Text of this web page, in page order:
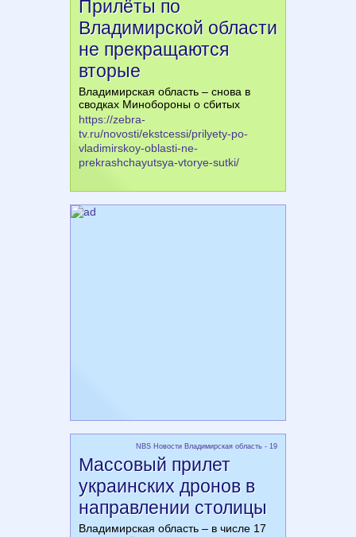
Прилёты по
Владимирской области
не прекращаются
вторые
Владимирская область – снова в
сводках Минобороны о сбитых
https://zebra-
tv.ru/novosti/ekstcessi/prilyety-po-
vladimirskoy-oblasti-ne-
prekrashchayutsya-vtorye-sutki/
NBS Новости Владимирская область - 19
Массовый прилет
украинских дронов в
направлении столицы
Владимирская область – в числе 17